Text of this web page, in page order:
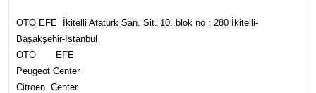
OTO EFE İkitelli Atatürk San. Sit. 10. blok no : 280 İkitelli-
Başakşehir-İstanbul
OTO EFE
Peugeot Center
Citroen Center